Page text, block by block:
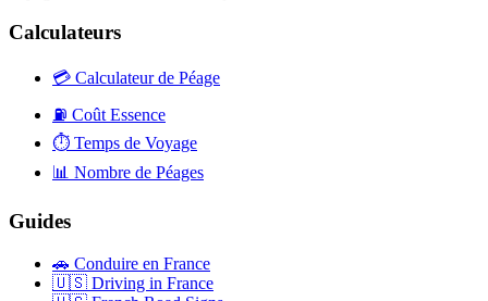
Calculateurs
💳 Calculateur de Péage
⛽ Coût Essence
⏱️ Temps de Voyage
📊 Nombre de Péages
Guides
🚗 Conduire en France
🇺🇸 Driving in France